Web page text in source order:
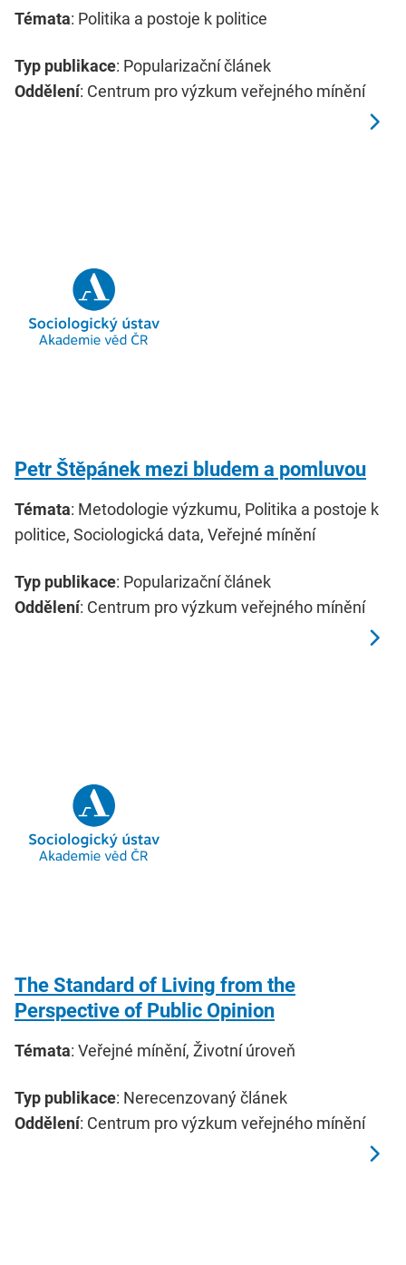
Témata: Politika a postoje k politice
Typ publikace: Popularizační článek
Oddělení: Centrum pro výzkum veřejného mínění
Petr Štěpánek mezi bludem a pomluvou
Témata: Metodologie výzkumu, Politika a postoje k
politice, Sociologická data, Veřejné mínění
Typ publikace: Popularizační článek
Oddělení: Centrum pro výzkum veřejného mínění
The Standard of Living from the
Perspective of Public Opinion
Témata: Veřejné mínění, Životní úroveň
Typ publikace: Nerecenzovaný článek
Oddělení: Centrum pro výzkum veřejného mínění